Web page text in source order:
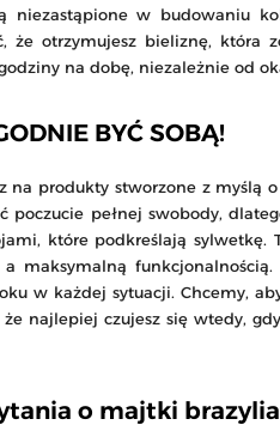
niezastąpione w budowaniu
że otrzymujesz bieliznę, która
na dobę, niezależnie od
BYĆ SOBĄ!
produkty stworzone z myślą
poczucie pełnej swobody,
które podkreślają
maksymalną
w każdej sytuacji. Chcemy,
najlepiej czujesz się wtedy, gdy
o majtki